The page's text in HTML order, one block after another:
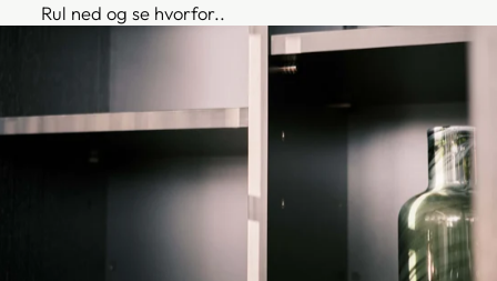
Rul ned og se hvorfor..